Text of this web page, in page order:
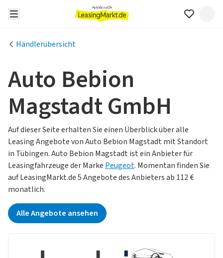
Händlerübersicht
Auto Bebion
Magstadt GmbH
Auf dieser Seite erhalten Sie einen Überblick über alle
Leasing Angebote von Auto Bebion Magstadt mit Standort
in Tübingen.Auto Bebion Magstadt ist ein Anbieter für
Leasingfahrzeuge der Marke Peugeot. Momentan finden Sie
auf LeasingMarkt.de 5 Angebote des Anbieters ab 112 €
monatlich.
Alle Angebote ansehen